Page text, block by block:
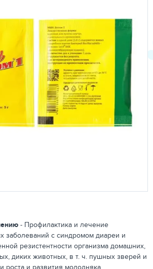
- Профилактика и лечение
заболеваний с синдромом диареи и
резистентности организма домашних,
диких животных, в т. ч. пушных зверей и
роста и развития молодняка